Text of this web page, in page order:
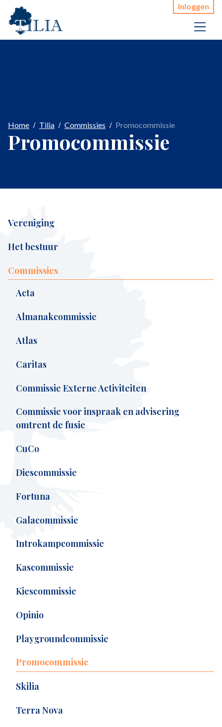
Inloggen
Home Tilia Commissies Promocommissie
Promocommissie
Vereniging
Het bestuur
Commissies
Acta
Almanakcommissie
Atlas
Caritas
Commissie Externe Activiteiten
Commissie voor inspraak en advisering
omtrent de fusie
CuCo
Diescommissie
Fortuna
Galacommissie
Introkampcommissie
Kascommissie
Kiescommissie
Opinio
Playgroundcommissie
Promocommissie
Skilia
Terra Nova